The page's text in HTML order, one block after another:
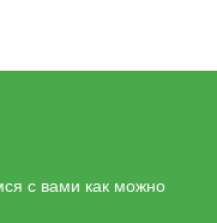
с вами как можно